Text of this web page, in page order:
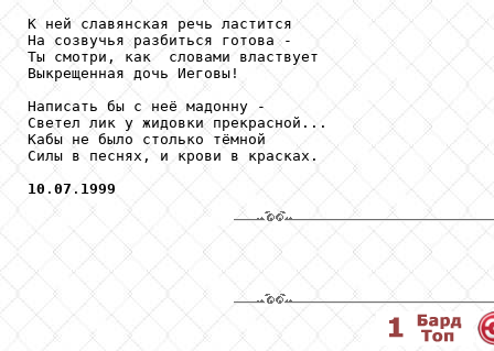
К ней славянская речь ластится
На созвучья разбиться готова -
Ты смотри, как  словами властвует
Выкрещенная дочь Иеговы!
Написать бы с неё мадонну -
Светел лик у жидовки прекрасной...
Кабы не было столько тёмной
Силы в песнях, и крови в красках.
10 . 07. 1999